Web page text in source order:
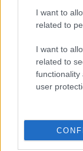
I want to
related to
I want to
related to
functionality
user